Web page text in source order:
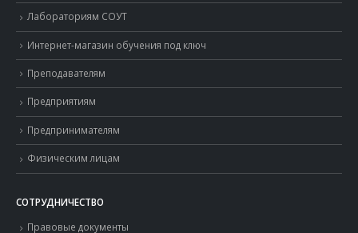
Лабораториям СОУТ
Интернет-магазин обучения под ключ
Преподавателям
Предприятиям
Предпринимателям
Физическим лицам